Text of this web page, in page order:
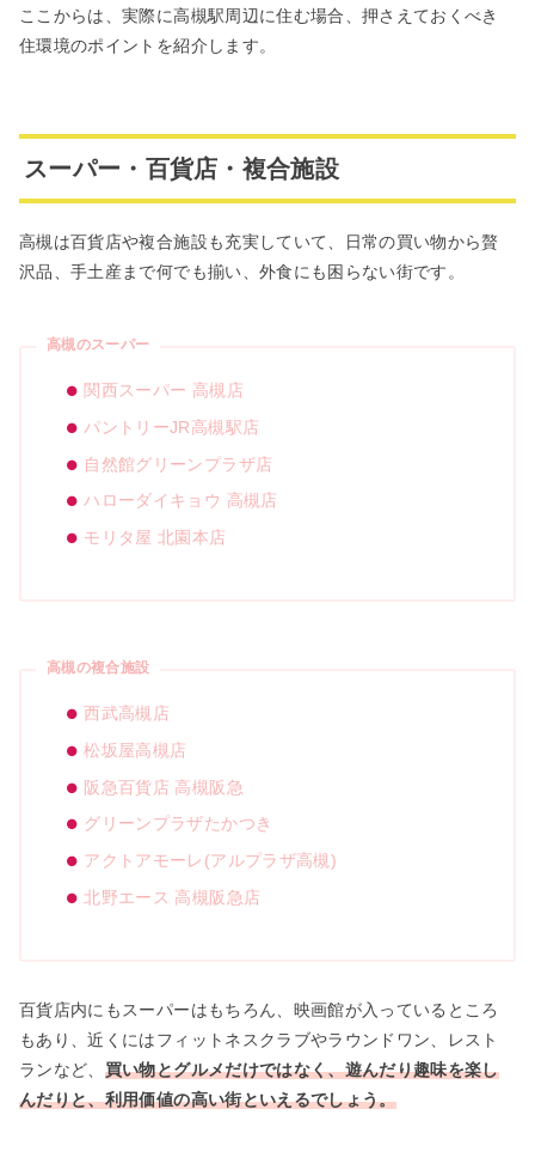
ここからは、実際に高槻駅周辺に住む場合、押さえておくべき
住環境のポイントを紹介します。
スーパー・百貨店・複合施設
高槻は百貨店や複合施設も充実していて、日常の買い物から贅
沢品、手土産まで何でも揃い、外食にも困らない街です。
高槻のスーパー
関西スーパー 高槻店
パントリーJR高槻駅店
自然館グリーンプラザ店
ハローダイキョウ 高槻店
モリタ屋 北園本店
高槻の複合施設
西武高槻店
松坂屋高槻店
阪急百貨店 高槻阪急
グリーンプラザたかつき
アクトアモーレ(アルプラザ高槻)
北野エース 高槻阪急店
百貨店内にもスーパーはもちろん、映画館が入っているところ
もあり、近くにはフィットネスクラブやラウンドワン、レスト
ランなど、 買い物とグルメだけではなく、遊んだり趣味を楽し
んだりと、利用価値の高い街といえるでしょう。